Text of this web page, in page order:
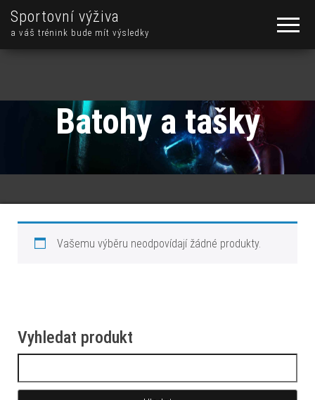
Sportovní výživa
a váš trénink bude mít výsledky
Batohy a tašky
Vašemu výběru neodpovídají žádné produkty.
Vyhledat produkt